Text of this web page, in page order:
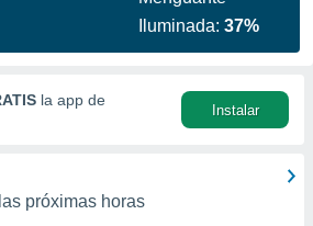
Iluminada:37%
la app de
Instalar
próximas horas